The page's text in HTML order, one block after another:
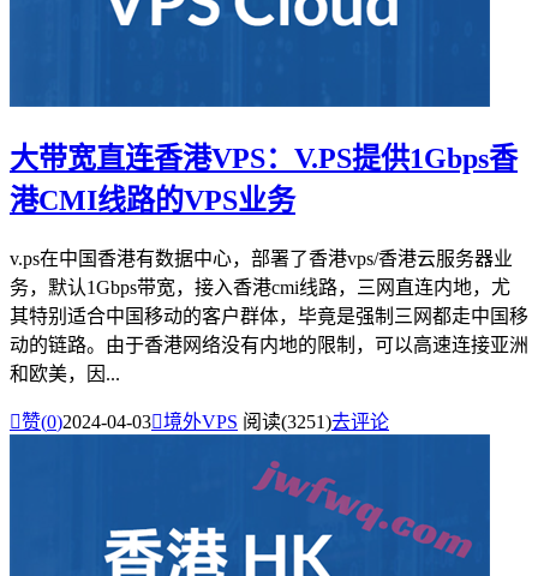
大带宽直连香港VPS：V.PS提供1Gbps香
港CMI线路的VPS业务
v.ps在中国香港有数据中心，部署了香港vps/香港云服务器业
务，默认1Gbps带宽，接入香港cmi线路，三网直连内地，尤
其特别适合中国移动的客户群体，毕竟是强制三网都走中国移
动的链路。由于香港网络没有内地的限制，可以高速连接亚洲
和欧美，因...
赞(0)2024-04-03境外VPS 阅读(3251)去评论